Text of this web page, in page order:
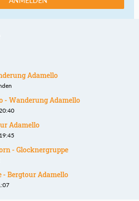
Adamello
- Wanderung Adamello
Adamello
- Glocknergruppe
- Bergtour Adamello